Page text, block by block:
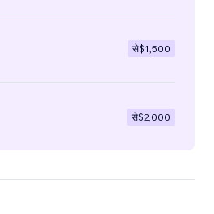
से$1,500
से$2,000